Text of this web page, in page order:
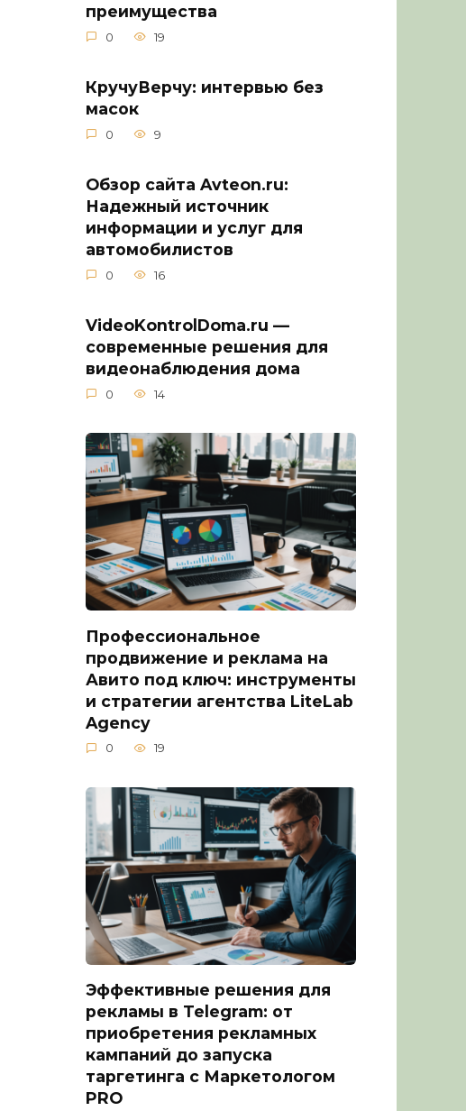
преимущества
0 19
КручуВерчу: интервью без
масок
0 9
Обзор сайта Avteon.ru:
Надежный источник
информации и услуг для
автомобилистов
0 16
VideoKontrolDoma.ru —
современные решения для
видеонаблюдения дома
0 14
Профессиональное
продвижение и реклама на
Авито под ключ: инструменты
и стратегии агентства LiteLab
Agency
0 19
Эффективные решения для
рекламы в Telegram: от
приобретения рекламных
кампаний до запуска
таргетинга с Маркетологом
PRO